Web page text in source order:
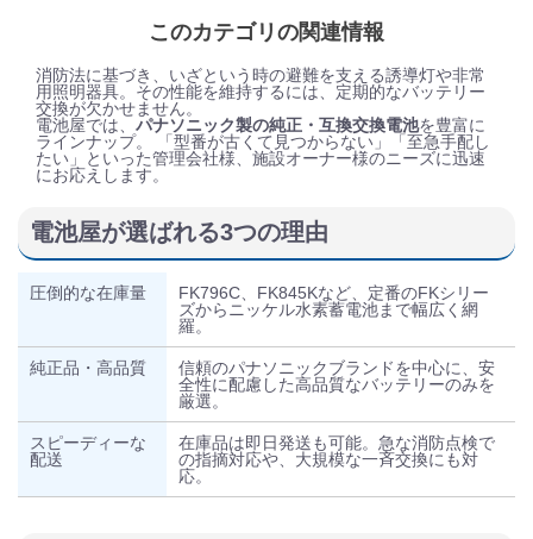
このカテゴリの関連情報
消防法に基づき、いざという時の避難を支える誘導灯や非常
用照明器具。その性能を維持するには、定期的なバッテリー
交換が欠かせません。
電池屋では、 パナソニック製の純正・互換交換電池を豊富に
ラインナップ。 「型番が古くて見つからない」「至急手配し
たい」といった管理会社様、施設オーナー様のニーズに迅速
にお応えします。
電池屋が選ばれる3つの理由
圧倒的な在庫量
FK796C、FK845Kなど、定番のFKシリー
ズからニッケル水素蓄電池まで幅広く網
羅。
純正品・高品質
信頼のパナソニックブランドを中心に、安
全性に配慮した高品質なバッテリーのみを
厳選。
スピーディーな
配送
在庫品は即日発送も可能。急な消防点検で
の指摘対応や、大規模な一斉交換にも対
応。